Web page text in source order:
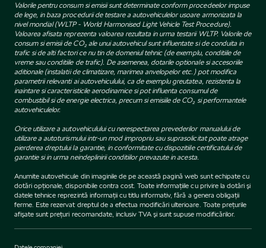
Valorile pentru consum si emisii sunt determinate conform procedeelor impuse
de lege, in baza procedurii de testare a autovehiculelor usoare armonizata la
nivel mondial (WLTP - World Harmonised Light Vehicle Test Procedure).
Valoarea afisata reprezenta valoarea rezultata in urma testarii WLTP. Valorile de
consum si emisii de CO₂ ale unui autovehicul sunt influentate si de conduita in
trafic si de alti factori ce nu tin de domeniul tehnic (de exemplu, conditiile de
vreme sau conditiile de trafic). De asemenea, dotarile optionale si accesoriile
aditionale (instalatii de climatizare, marimea anvelopelor etc.) pot modifica
parametrii relevanti ai autovehiculului, ca de exemplu greutatea, rezistenta la
inaintare si caracteristicile aerodinamice si pot influenta consumul de
combustibil si de energie electrica, precum si emisiile de CO₂ si performantele
autovehiculelor.
Orice utilizare a autovehiculului cu nerespectarea prevederilor manualului de
utilizare a autoturismului intr-un mod impropriu sau suprasolicitat poate atrage
pierderea dreptului la garantie, in conformitate cu dispozitiile certificatului de
garantie si in urma neindeplinirii conditiilor prevazute in acesta.
Anumite autovehicule din imaginile de pe această pagină web sunt echipate cu
dotări opţionale, disponibile contra cost. Toate informaţiile cu privire la dotări şi
datele tehnice reprezintă informaţii cu titlu informativ, fără a genera obligaţii
ferme. Este rezervat dreptul de a efectua modificări ulterioare. Toate preţurile
afişate sunt preţuri recomandate, inclusiv TVA şi sunt supuse modificărilor.